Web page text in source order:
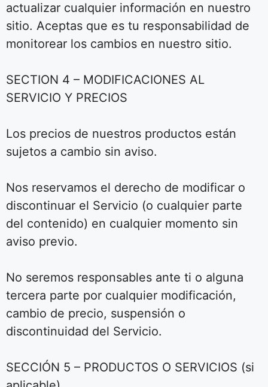
actualizar cualquier información en nuestro
sitio. Aceptas que es tu responsabilidad de
monitorear los cambios en nuestro sitio.
SECTION 4 – MODIFICACIONES AL
SERVICIO Y PRECIOS
Los precios de nuestros productos están
sujetos a cambio sin aviso.
Nos reservamos el derecho de modificar o
discontinuar el Servicio (o cualquier parte
del contenido) en cualquier momento sin
aviso previo.
No seremos responsables ante ti o alguna
tercera parte por cualquier modificación,
cambio de precio, suspensión o
discontinuidad del Servicio.
SECCIÓN 5 – PRODUCTOS O SERVICIOS (si